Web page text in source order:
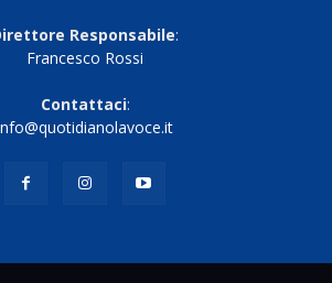
Responsabile:
Francesco Rossi
Contattaci: